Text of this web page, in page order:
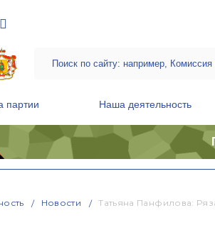
партии Наша деятельность
Новости Татьяна Панфилова: